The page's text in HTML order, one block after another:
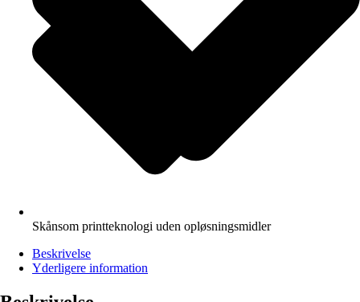
Skånsom printteknologi uden opløsningsmidler
Beskrivelse
Yderligere information